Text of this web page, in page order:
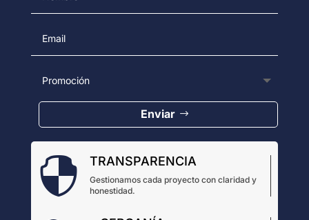
Enviar
 TRANSPARENCIA
Gestionamos cada proyecto con claridad y
honestidad.